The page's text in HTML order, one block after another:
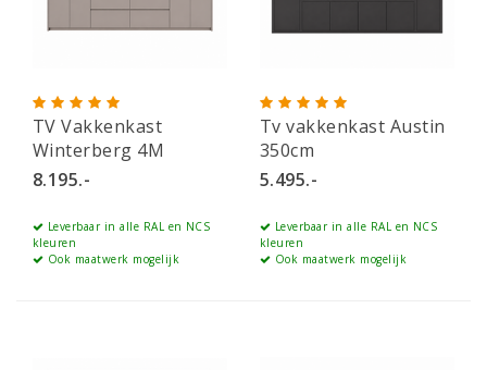
TV Vakkenkast
Winterberg 4M
8.195.-
Leverbaar in alle RAL en NCS
kleuren
Ook maatwerk mogelijk
Tv vakkenkast Austin
350cm
5.495.-
Leverbaar in alle RAL en NCS
kleuren
Ook maatwerk mogelijk